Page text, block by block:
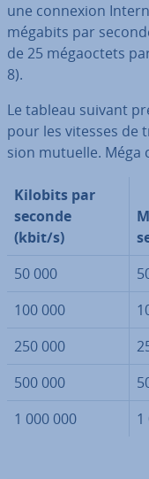
une connexion
mégabits par
de 25 mé­gaoc­tets
8).
Le tableau suivant
pour les vitesses de
sion mutuelle. Méga
Kilobits par
seconde
(kbit/s)
50 000
100 000
250 000
500 000
1 000 000
1